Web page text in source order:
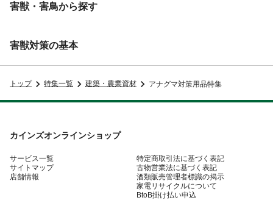
害獣・害鳥から探す
害獣対策の基本
トップ 特集一覧 建築・農業資材 アナグマ対策用品特集
カインズオンラインショップ
サービス一覧
サイトマップ
店舗情報
特定商取引法に基づく表記
古物営業法に基づく表記
酒類販売管理者標識の掲示
家電リサイクルについて
BtoB掛け払い申込